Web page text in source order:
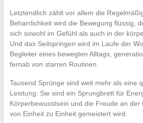
Letztendlich zählt vor allem die
Beharrlichkeit wird die Bewegung flüssig,
sich sowohl im Gefühl als auch in der
Und das Seilspringen wird im Laufe der
Begleiter eines bewegten Alltags,
fernab von starren Routinen.
Tausend Sprünge sind weit mehr als eine
Leistung: Sie sind ein Sprungbrett für
Körperbewusstsein und die Freude an der
von Einheit zu Einheit gemeistert wird.